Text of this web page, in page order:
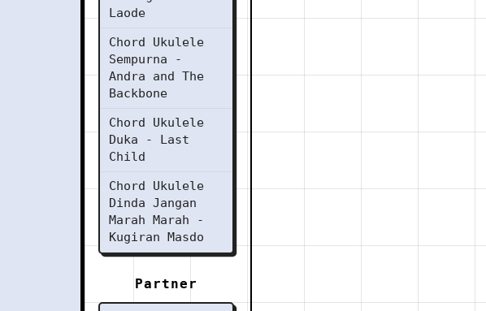
Laode
Chord Ukulele
Sempurna -
Andra and The
Backbone
Chord Ukulele
Duka - Last
Child
Chord Ukulele
Dinda Jangan
Marah Marah -
Kugiran Masdo
Partner